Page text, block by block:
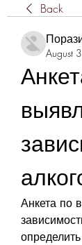
Back
August
Анкета по